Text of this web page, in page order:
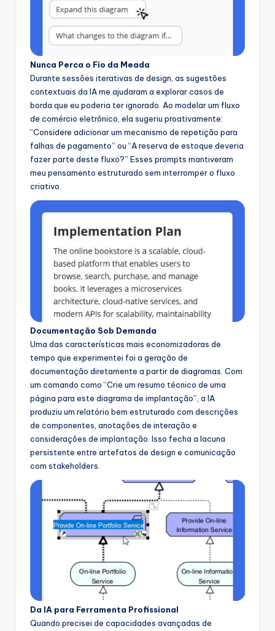
Nunca Perca o Fio da Meada
Durante sessões iterativas de design, as sugestões
contextuais da IA me ajudaram a explorar casos de
borda que eu poderia ter ignorado. Ao modelar um fluxo
de comércio eletrônico, ela sugeriu proativamente:
“Considere adicionar um mecanismo de repetição para
falhas de pagamento” ou “A reserva de estoque deveria
fazer parte deste fluxo?” Esses prompts mantiveram
meu pensamento estruturado sem interromper o fluxo
criativo.
Documentação Sob Demanda
Uma das características mais economizadoras de
tempo que experimentei foi a geração de
documentação diretamente a partir de diagramas. Com
um comando como “Crie um resumo técnico de uma
página para este diagrama de implantação”, a IA
produziu um relatório bem estruturado com descrições
de componentes, anotações de interação e
considerações de implantação. Isso fecha a lacuna
persistente entre artefatos de design e comunicação
com stakeholders.
Da IA para Ferramenta Profissional
Quando precisei de capacidades avançadas de